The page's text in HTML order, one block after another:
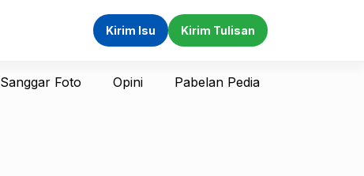
Kirim Isu Kirim Tulisan
Sanggar Foto Opini Pabelan Pedia